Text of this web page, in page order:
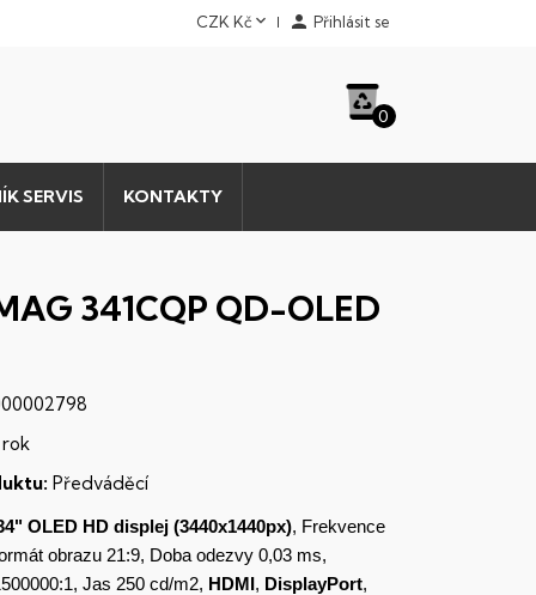
CZK Kč  Přihlásit se
0
SERVIS KONTAKTY
341CQP QD-OLED
rok
Předváděcí
OLED HDdisplej (3440x1440px), Frekvence
obrazu 21:9, Doba odezvy 0,03 ms,
Jas 250 cd/m2, HDMI , DisplayPort,